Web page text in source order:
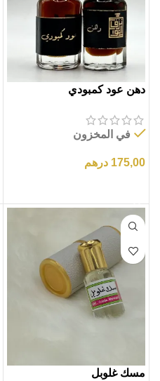
دهن عود كمبودي
في المخزون
175,00 درهم
مسك غلوبل